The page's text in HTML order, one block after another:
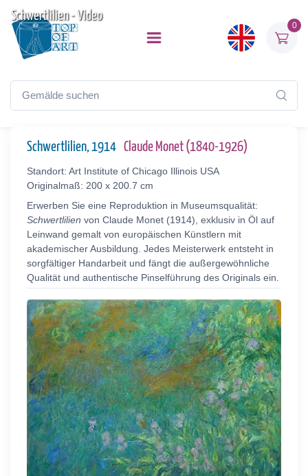
0
Schwertlilien, 1914 Claude Monet (1840-1926)
Standort: Art Institute of Chicago Illinois USA
Originalmaß: 200 x 200.7 cm
Erwerben Sie eine Reproduktion in Museumsqualität:
Schwertlilien von Claude Monet (1914), exklusiv in Öl auf
Leinwand gemalt von europäischen Künstlern mit
akademischer Ausbildung. Jedes Meisterwerk entsteht in
sorgfältiger Handarbeit und fängt die außergewöhnliche
Qualität und authentische Pinselführung des Originals ein.
Schwertlilien - Video